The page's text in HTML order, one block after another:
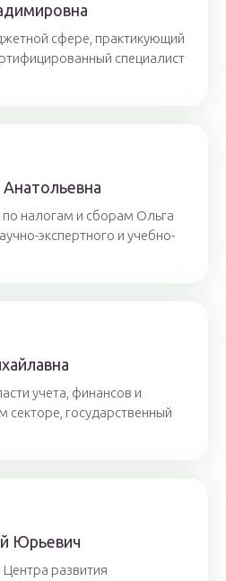
сфере, практикующий
специалист
по налогам и сборам Ольга
экспертного и учебно-
учета, финансов и
государственный
Юрьeвич
развития